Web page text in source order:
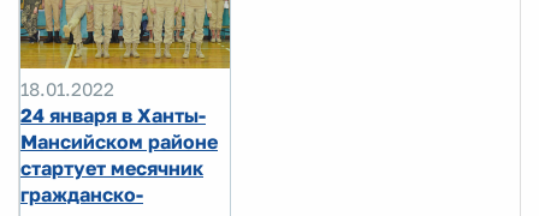
18.01.2022
24 января в Ханты-
Мансийском районе
стартует месячник
гражданско-